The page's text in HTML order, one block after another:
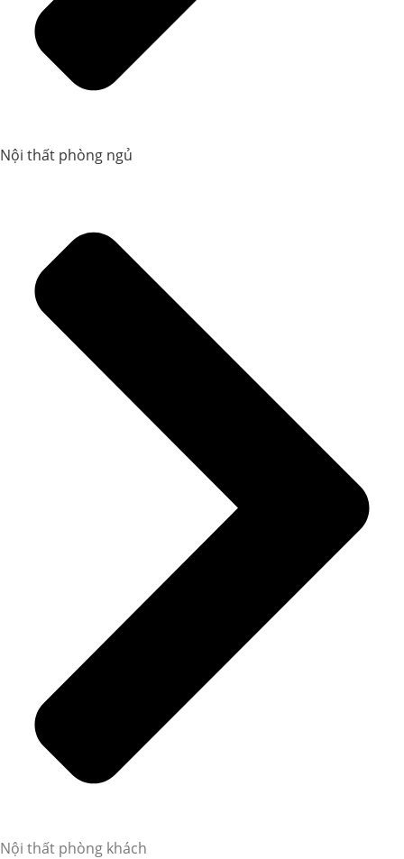
Nội thất phòng ngủ
Nội thất phòng khách